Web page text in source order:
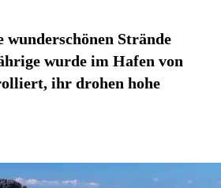
Strände
wurde im Hafen von
ihr drohen hohe